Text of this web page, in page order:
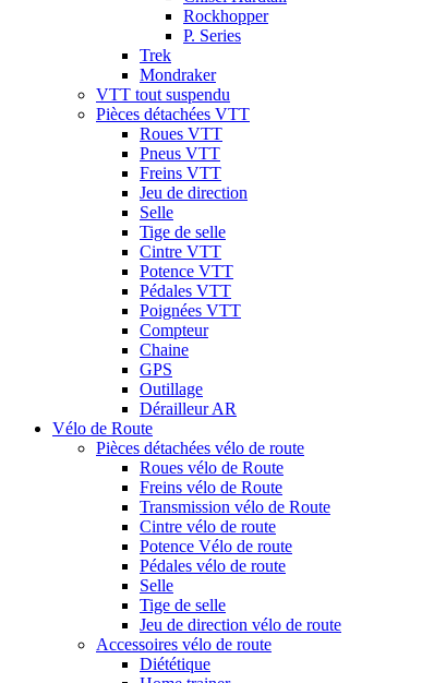
Rockhopper
P. Series
Trek
Mondraker
VTT tout suspendu
Pièces détachées VTT
Roues VTT
Pneus VTT
Freins VTT
Jeu de direction
Selle
Tige de selle
Cintre VTT
Potence VTT
Pédales VTT
Poignées VTT
Compteur
Chaine
GPS
Outillage
Dérailleur AR
Vélo de Route
Pièces détachées vélo de route
Roues vélo de Route
Freins vélo de Route
Transmission vélo de Route
Cintre vélo de route
Potence Vélo de route
Pédales vélo de route
Selle
Tige de selle
Jeu de direction vélo de route
Accessoires vélo de route
Diététique